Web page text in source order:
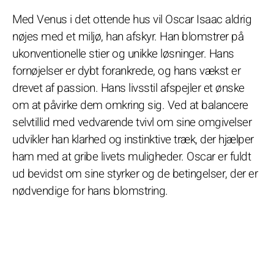
Med Venus i det ottende hus vil Oscar Isaac aldrig
nøjes med et miljø, han afskyr. Han blomstrer på
ukonventionelle stier og unikke løsninger. Hans
fornøjelser er dybt forankrede, og hans vækst er
drevet af passion. Hans livsstil afspejler et ønske
om at påvirke dem omkring sig. Ved at balancere
selvtillid med vedvarende tvivl om sine omgivelser
udvikler han klarhed og instinktive træk, der hjælper
ham med at gribe livets muligheder. Oscar er fuldt
ud bevidst om sine styrker og de betingelser, der er
nødvendige for hans blomstring.